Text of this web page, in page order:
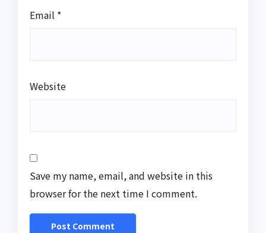
Email *
Website
Save my name, email, and website in this
browser for the next time I comment.